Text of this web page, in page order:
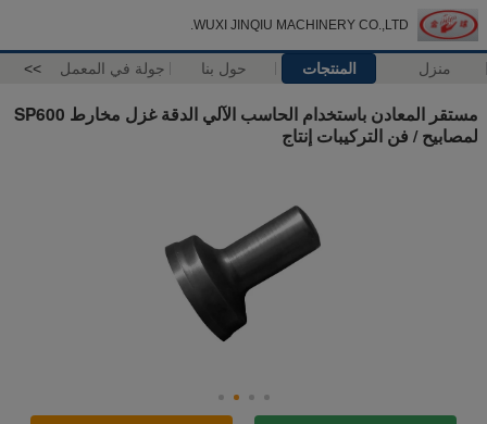
WUXI JINQIU MACHINERY CO.,LTD.
منزل المنتجات حول بنا جولة في المعمل >>
مستقر المعادن باستخدام الحاسب الآلي الدقة غزل مخارط SP600
لمصابيح / فن التركيبات إنتاج